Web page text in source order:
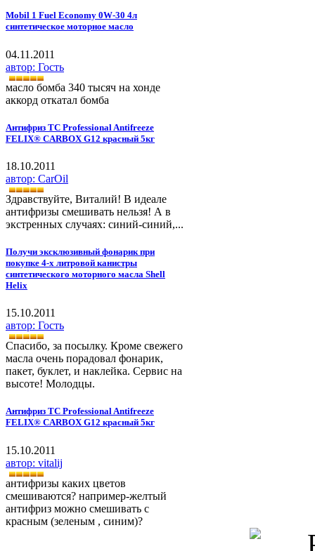
Mobil 1 Fuel Economy 0W-30 4л
синтетическое моторное масло
04.11.2011
автор: Гость
масло бомба 340 тысяч на хонде
аккорд откатал бомба
Антифриз ТС Professional Antifreeze
FELIX® CARBOX G12 красный 5кг
18.10.2011
автор: CarOil
Здравствуйте, Виталий! В идеале
антифризы смешивать нельзя! А в
экстренных случаях: синий-синий,...
Получи эксклюзивный фонарик при
покупке 4-х литровой канистры
синтетического моторного масла Shell
Helix
15.10.2011
автор: Гость
Cпасибо, за посылку. Кроме свежего
масла очень порадовал фонарик,
пакет, буклет, и наклейка. Сервис на
высоте! Молодцы.
Антифриз ТС Professional Antifreeze
FELIX® CARBOX G12 красный 5кг
15.10.2011
автор: vitalij
антифризы каких цветов
смешиваются? например-желтый
антифриз можно смешивать с
красным (зеленым , синим)?